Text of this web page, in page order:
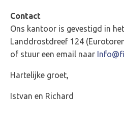
Contact
Ons kantoor is gevestigd in
Landdrostdreef 124
of stuur een email naar
Hartelijke groet,
Istvan en Richard